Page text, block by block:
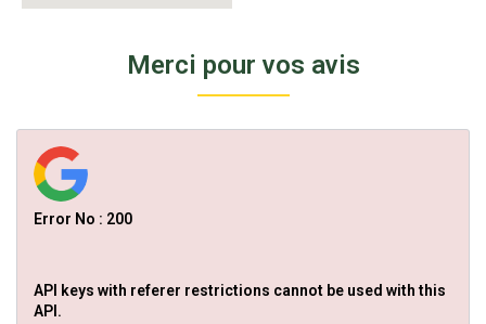
Merci pour vos avis
Error No : 200
API keys with referer restrictions cannot be used with this
API.